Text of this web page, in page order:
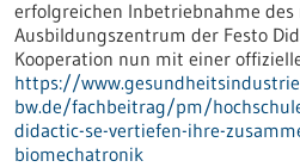
erfolgreichen Inbetriebnahme des
Ausbildungszentrum der Festo
Kooperation nun mit einer
https://
bw.de/fachbeitrag/pm/
didactic-se-vertiefen-ihre-
biomechatronik